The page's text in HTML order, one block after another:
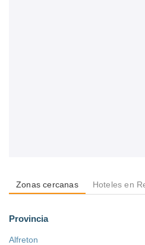
Zonas cercanas Hoteles en
Provincia
Alfreton